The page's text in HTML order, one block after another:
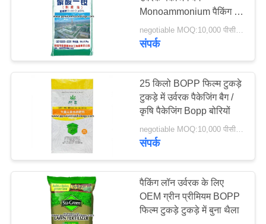
नियंत्रण
BOPP टुकड़े टुकड़े बैग
31
15
Monoammonium पैकिंग के
negotiable MOQ:10,000 पीसीएस
संपर्क
25 किलो BOPP फिल्म टुकड़े
टुकड़े में उर्वरक पैकेजिंग बैग /
कृषि पैकेजिंग Bopp बोरियों
negotiable MOQ:10,000 पीसीएस
संपर्क
पैकिंग लॉन उर्वरक के लिए
OEM ग्रीन प्रीमियम BOPP
फिल्म टुकड़े टुकड़े में बुना थैला